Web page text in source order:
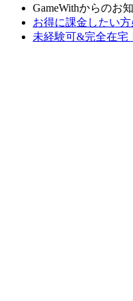
GameWithからのお
お得に課金したい
未経験可&完全在宅